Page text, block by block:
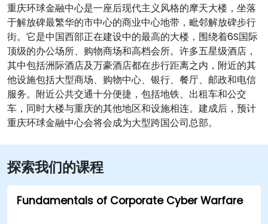
重庆环球金融中心是一座后现代主义风格的摩天大楼，坐落
于解放碑最繁华的市中心的商业中心地带，毗邻解放碑步行
街。它是中国西部正在建设中的最高的大楼，围绕着6S国际
顶级的办公场所、购物商场和高档会所。许多五星级酒店，
其中包括洲际酒店及万豪酒店都在步行距离之内，附近的其
他设施包括大型商场、购物中心、银行、餐厅、邮政和电信
服务。附近公共交通十分便捷，包括地铁、出租车和公交
车，同时大楼与重庆的其他地区和设施相连。建成后，预计
重庆环球金融中心会将会成为大型跨国公司总部。
探索我们的课程
Fundamentals of Corporate Cyber Warfare